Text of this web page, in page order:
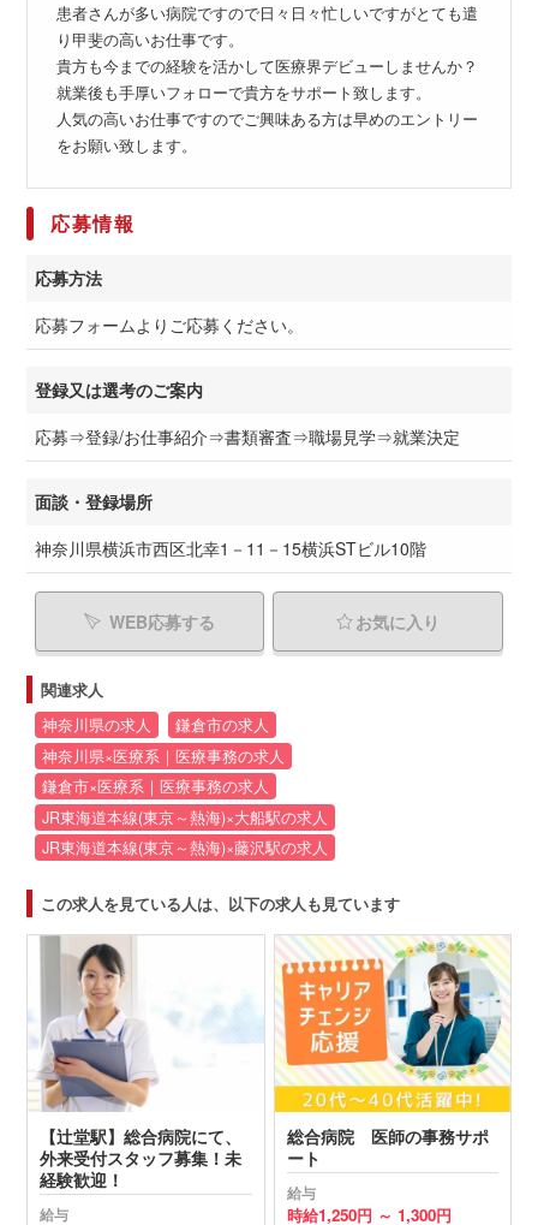
患者さんが多い病院ですので日々日々忙しいですがとても遣
り甲斐の高いお仕事です。
貴方も今までの経験を活かして医療界デビューしませんか？
就業後も手厚いフォローで貴方をサポート致します。
人気の高いお仕事ですのでご興味ある方は早めのエントリー
をお願い致します。
応募情報
応募方法
応募フォームよりご応募ください。
登録又は選考のご案内
応募⇒登録/お仕事紹介⇒書類審査⇒職場見学⇒就業決定
面談・登録場所
神奈川県横浜市西区北幸1－11－15横浜STビル10階
WEB応募する お気に入り
関連求人
神奈川県の求人
鎌倉市の求人
神奈川県×医療系｜医療事務の求人
鎌倉市×医療系｜医療事務の求人
JR東海道本線(東京～熱海)×大船駅の求人
JR東海道本線(東京～熱海)×藤沢駅の求人
この求人を見ている人は、以下の求人も見ています
【辻堂駅】総合病院にて、
外来受付スタッフ募集！未
経験歓迎！
給与
総合病院 医師の事務サポ
ート
給与
時給1,250円 ～ 1,300円